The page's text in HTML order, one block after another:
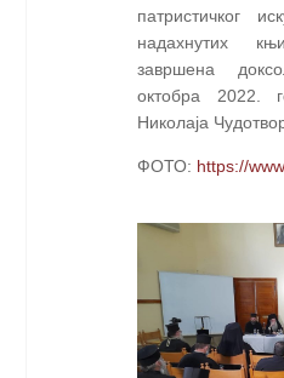
патристичког
надахнутих
завршена
октобра 2022.
Николаја
ФОТО: https://